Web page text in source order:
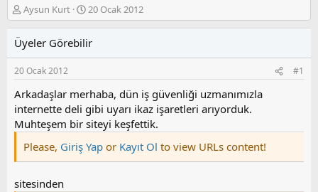
K
o
u
y
u
a
ş
l
a
t
a
Aysun Kurt
B
a
l
a
ı
ç
t
a
r
i
20 Ocak 2012
Üyeler Görebilir
20 Ocak 2012 #1
Arkadaşlar merhaba, dün iş güvenliği uzmanımızla
internette deli gibi uyarı ikaz işaretleri arıyorduk.
Muhteşem bir siteyi keşfettik.
Please, Giriş Yap or Kayıt Ol to view URLs content!
sitesinden